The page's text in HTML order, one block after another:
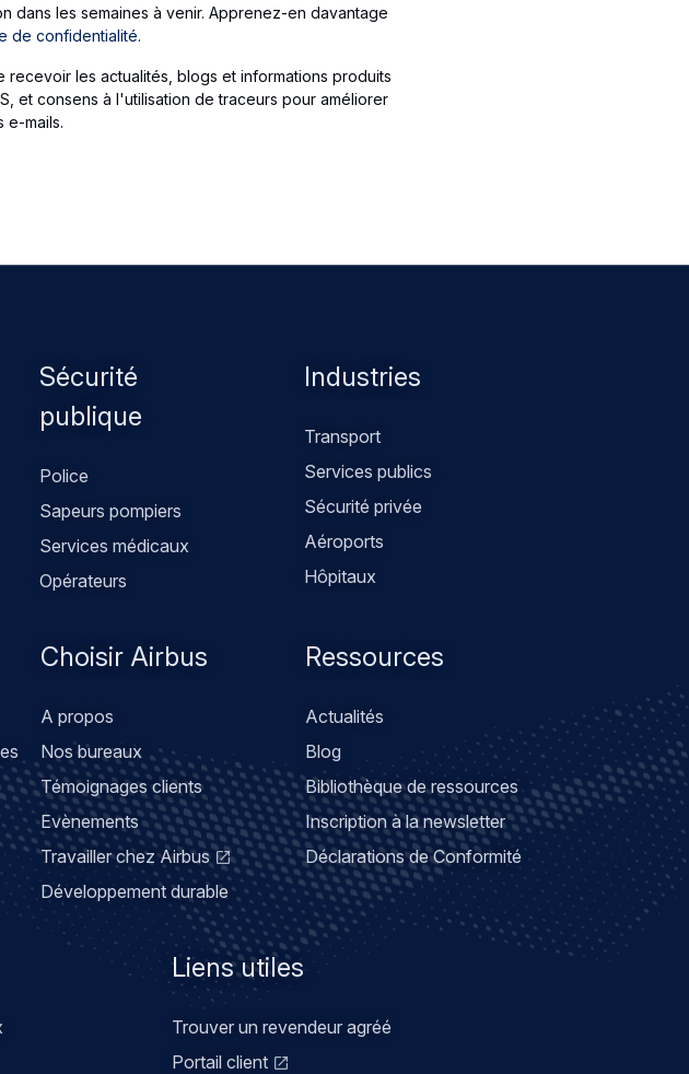
dans les semaines à venir. Apprenez-en davantage
de confidentialité.
les actualités, blogs et informations produits
et consens à l'utilisation de traceurs pour améliorer
e-mails.
Sécurité
publique
Police
Sapeurs pompiers
Services médicaux
Opérateurs
Industries
Transport
Services publics
Sécurité privée
Aéroports
Hôpitaux
Choisir Airbus
A propos
Nos bureaux
Témoignages clients
Evènements
Travailler chez Airbus
Développement durable
Ressources
Actualités
Blog
Bibliothèque de ressources
Inscription à la newsletter
Déclarations de Conformité
Liens utiles
Trouver un revendeur agréé
Portail client